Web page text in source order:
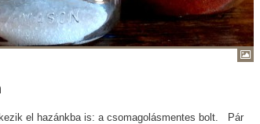
el hazánkba is: a csomagolásmentes bolt. Pár